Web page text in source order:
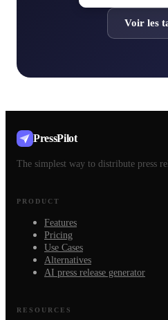
Voir les
PressPilot
The simplest way to distribute press
PRODUCT
Features
Pricing
Use Cases
Alternatives
AI press release generator
RESOURCES